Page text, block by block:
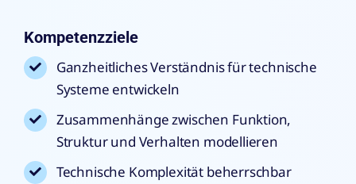
Kompetenzziele
Ganzheitliches Verständnis für technische
Systeme entwickeln
Zusammenhänge zwischen Funktion,
Struktur und Verhalten modellieren
Technische Komplexität beherrschbar